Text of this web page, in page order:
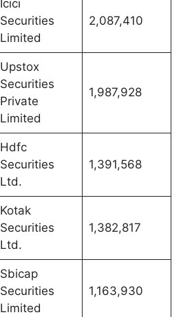
Icici
Securities
Limited
2,087,410
Upstox
Securities
Private
Limited
1,987,928
Hdfc
Securities
Ltd.
1,391,568
Kotak
Securities
Ltd.
1,382,817
Sbicap
Securities
Limited
1,163,930